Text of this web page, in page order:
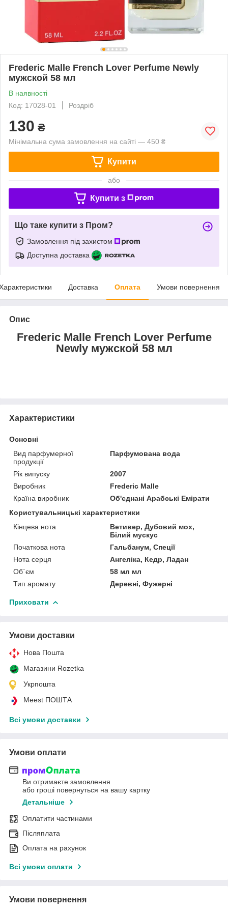
Frederic Malle French Lover Perfume Newly
мужской 58 мл
В наявності
Код: 17028-01
Роздріб
130 ₴
Мінімальна сума замовлення на сайті — 450 ₴
Купити
або
Купити з
Що таке купити з Пром?
Замовлення під захистом
Доступна доставка
Доставка Оплата Умови повернення
Опис
Frederic Malle French Lover Perfume
Newly мужской 58 мл
Характеристики
Основні
Вид парфумерної
продукції
Парфумована вода
Рік випуску
2007
Виробник
Frederic Malle
Країна виробник
Об'єднані Арабські Емірати
Користувальницькі характеристики
Кінцева нота
Ветивер, Дубовий мох,
Білий мускус
Початкова нота
Гальбанум, Спеції
Нота серця
Ангеліка, Кедр, Ладан
Об`єм
58 мл мл
Тип аромату
Деревні, Фужерні
Приховати
Умови доставки
Нова Пошта
Магазини Rozetka
Укрпошта
Meest ПОШТА
Всі умови доставки
Умови оплати
Ви отримаєте замовлення
або гроші повернуться на вашу картку
Детальніше
Оплатити частинами
Післяплата
Оплата на рахунок
Всі умови оплати
Умови повернення